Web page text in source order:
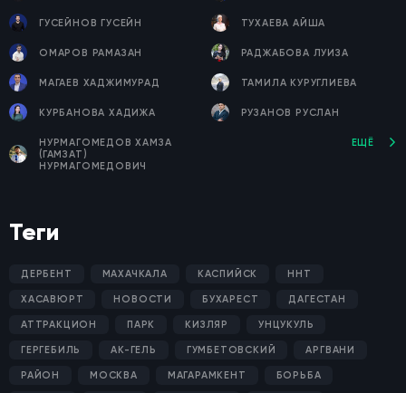
ГУСЕЙНОВ ГУСЕЙН ТУХАЕВА АЙША
ОМАРОВ РАМАЗАН РАДЖАБОВА ЛУИЗА
МАГАЕВ ХАДЖИМУРАД ТАМИЛА КУРУГЛИЕВА
КУРБАНОВА ХАДИЖА РУЗАНОВ РУСЛАН
НУРМАГОМЕДОВ ХАМЗА
(ГАМЗАТ)
НУРМАГОМЕДОВИЧ
ЕЩЁ
Теги
ДЕРБЕНТ МАХАЧКАЛА КАСПИЙСК ННТ
ХАСАВЮРТ НОВОСТИ БУХАРЕСТ ДАГЕСТАН
АТТРАКЦИОН ПАРК КИЗЛЯР УНЦУКУЛЬ
ГЕРГЕБИЛЬ АК-ГЕЛЬ ГУМБЕТОВСКИЙ АРГВАНИ
РАЙОН МОСКВА МАГАРАМКЕНТ БОРЬБА